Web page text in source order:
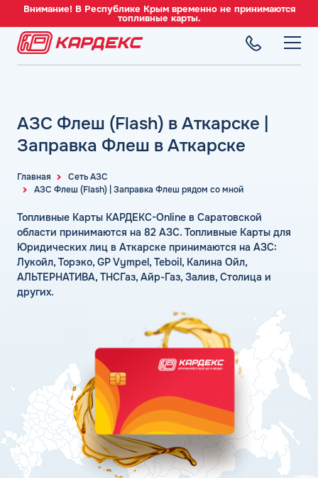
Внимание! В Республике Крым временно не принимаются
топливные карты.
Преимущества
Сравнение
Индивидуальный подход
Автомойки
Аdblue
Шиномонтаж
Вопросы и Ответы
СЕТЬ АЗС
Вся сеть АЗС
АЗС Газпромнефть
АЗС Тебойл
АЗС Газпром
АЗС Сургутнефтегаз
АЗС Нефтьмагистраль
Автомобильное топливо
Бензин
Дизельное топливо
Топливный газ
Топливные бренды
Наши города
Цена бензина и ДТ
СЕРВИСЫ
Электронный Документооборот (ЭДО)
Аналитика и Рекомендации
Умный Личный Кабинет
Уведомления об окончании баланса
КОМПАНИЯ
О компании
Контакты+7 (499) 322-22-95
info@card-oil.ru
Личный кабинет
Карта АЗС
Получить консультацию
Главная
Сеть АЗС
АЗС Флеш (Flash) | Заправка Флеш рядом со мной
АЗС Флеш (Flash) в Аткарске |
Заправка Флеш в Аткарске
Топливные Карты КАРДЕКС-Online в Саратовской
области принимаются на 82 АЗС. Топливные Карты для
Юридических лиц в Аткарске принимаются на АЗС:
Лукойл, Торэко, GP Vympel, Teboil, Калина Ойл,
АЛЬТЕРНАТИВА, ТНСГаз, Айр-Газ, Залив, Столица и
других.